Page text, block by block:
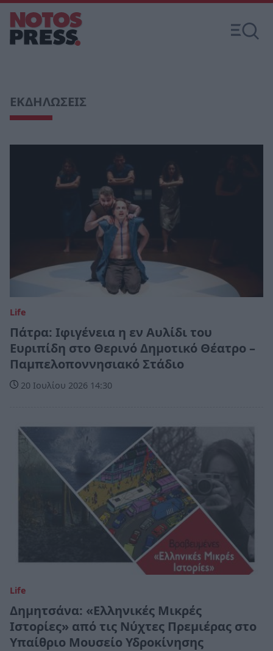
ΕΚΔΗΛΩΣΕΙΣ
Life
Πάτρα: Ιφιγένεια η εν Αυλίδι του
Ευριπίδη στο Θερινό Δημοτικό Θέατρο –
Παμπελοποννησιακό Στάδιο
20 Ιουλίου 2026 14:30
Life
Δημητσάνα: «Ελληνικές Μικρές
Ιστορίες» από τις Νύχτες Πρεμιέρας στο
Υπαίθριο Μουσείο Υδροκίνησης